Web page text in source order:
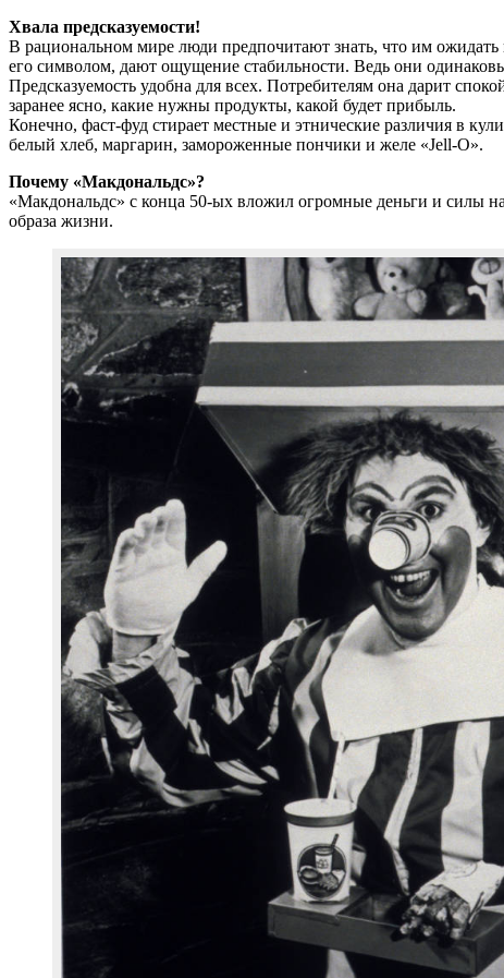
Хвала предсказуемости!
В рациональном мире люди предпочитают знать, что им
его символом, дают ощущение стабильности. Ведь они
Предсказуемость удобна для всех. Потребителям она дарит
заранее ясно, какие нужны продукты, какой будет прибыль.
Конечно, фаст-фуд стирает местные и этнические различия в
белый хлеб, маргарин, замороженные пончики и желе «Jell-O».
Почему «Макдональдс»?
«Макдональдс» с конца 50-ых вложил огромные деньги и силы
образа жизни.